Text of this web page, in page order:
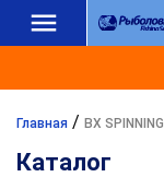
Главная / BX
Каталог